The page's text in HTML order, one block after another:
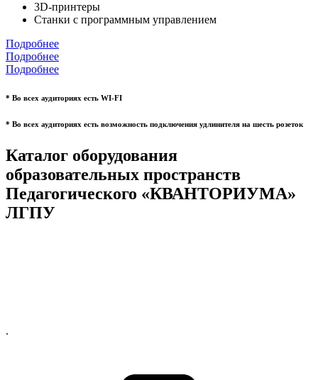
3D-принтеры
Станки с программным управлением
Подробнее
Подробнее
Подробнее
* Во всех аудиториях есть WI-FI
* Во всех аудиториях есть возможность подключения удлинителя на шесть розеток
Каталог оборудования
образовательных пространств
Педагогического «КВАНТОРИУМА»
ЛГПУ
.